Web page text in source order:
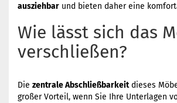
ausziehbar und bieten daher eine
Wie lässt sich das
verschließen?
Die zentrale Abschließbarkeitdieses
großer Vorteil, wenn Sie Ihre Unterlagen